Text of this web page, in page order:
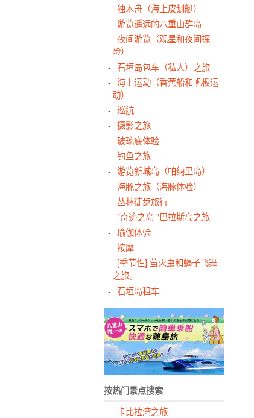
独木舟（海上皮划艇）
游览遥远的八重山群岛
夜间游览（观星和夜间探
险）
石垣岛包车（私人）之旅
海上运动（香蕉船和帆板运
动）
巡航
摄影之旅
玻璃底体验
钓鱼之旅
游览新城岛（帕纳里岛）
海豚之旅（海豚体验）
丛林徒步旅行
"奇迹之岛 "巴拉斯岛之旅
瑜伽体验
按摩
[季节性] 萤火虫和蝎子飞舞
之旅。
石垣岛租车
按热门景点搜索
卡比拉湾之旅